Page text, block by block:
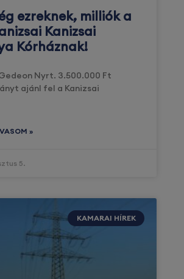
ezreknek, milliók a
Kanizsai
Kórháznak!
Nyrt. 3.500.000 Ft
ajánl fel a Kanizsai
»
5.
KAMARAI HÍREK